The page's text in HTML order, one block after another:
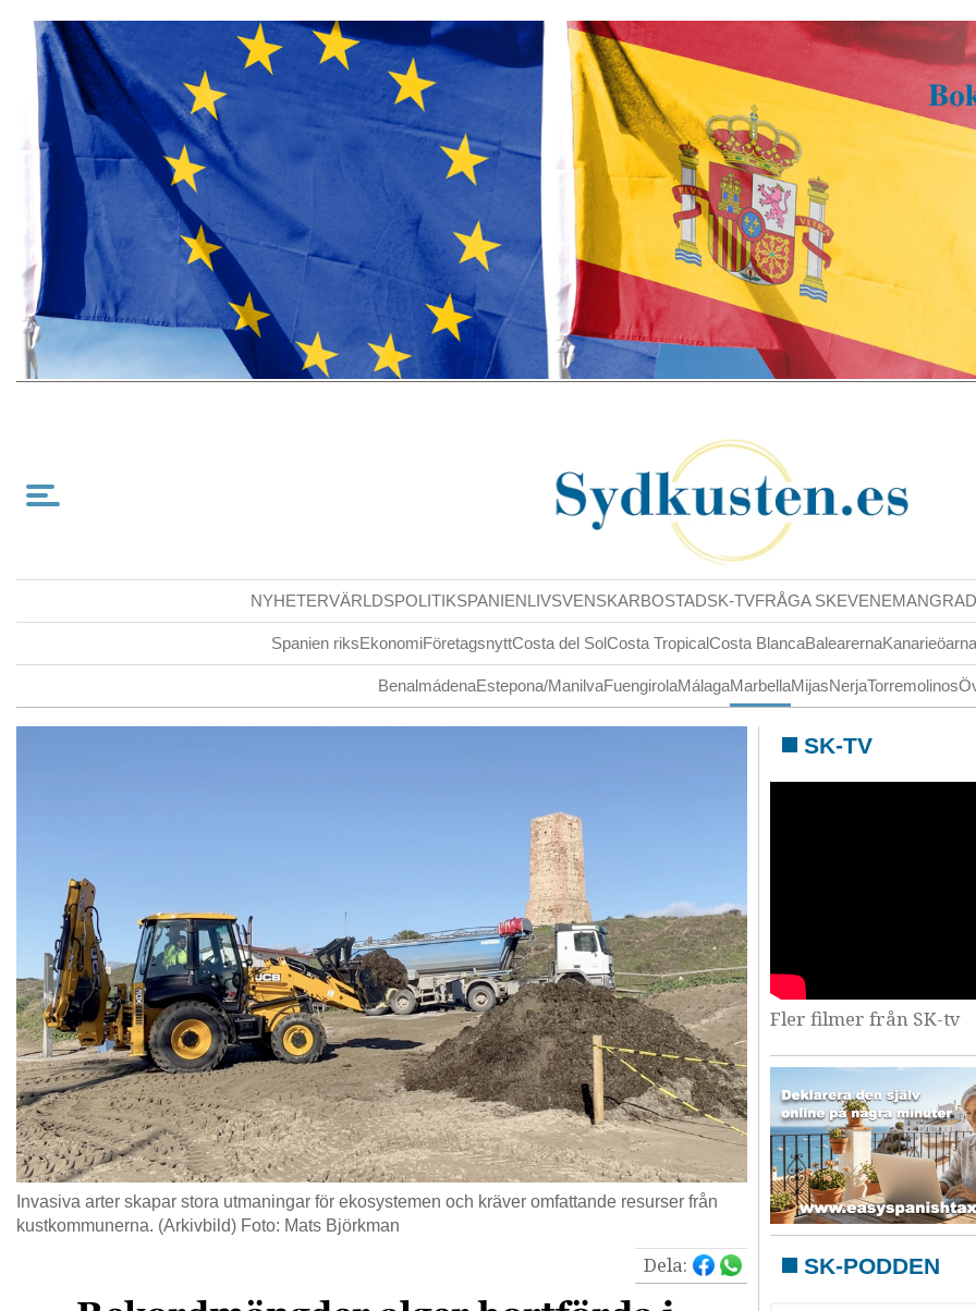
NYHETERVÄRLDSPOLITIKSPANIENLIVSVENSKARBOSTADSK-TVFRÅGA SKEVENEMANG
Spanien riksEkonomiFöretagsnyttCosta del SolCosta TropicalCosta BlancaBalearerna
BenalmádenaEstepona/ManilvaFuengirolaMálagaMarbellaMijasNerjaTorremolinos
Invasiva arter skapar stora utmaningar för ekosystemen och kräver omfattande resurser från
kustkommunerna. (Arkivbild) Foto: Mats Björkman
Dela:
SK-TV
Fler filmer från SK-tv
SK-PODDEN